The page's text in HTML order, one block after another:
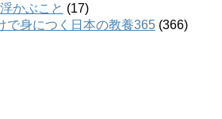
かぶこと (17)
で身につく日本の教養365 (366)